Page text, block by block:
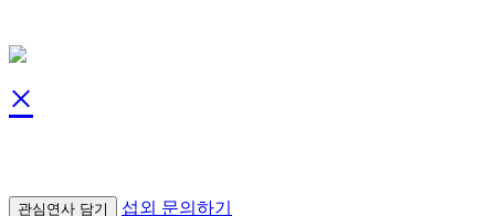
×
관심연사 담기 섭외 문의하기